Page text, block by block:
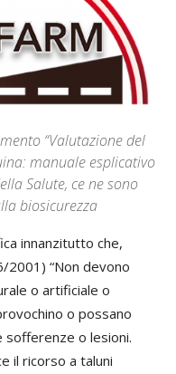
“Valutazione del
manuale esplicativo
Salute, ce ne sono
biosicurezza
innanzitutto che,
2001) “Non devono
o artificiale o
o possano
sofferenze o lesioni.
il ricorso a taluni